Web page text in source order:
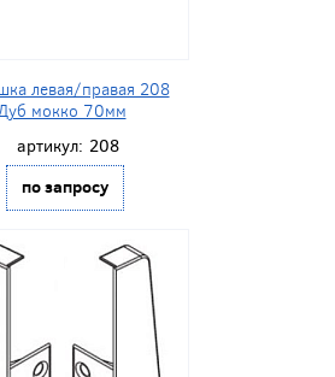
левая/правая 208
мокко 70мм
артикул: 208
по запросу